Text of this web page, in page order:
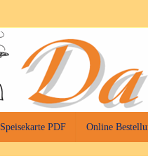
Speisekarte PDF Online